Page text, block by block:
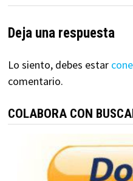
Deja una respuesta
Lo siento, debes estar
comentario.
COLABORA CON